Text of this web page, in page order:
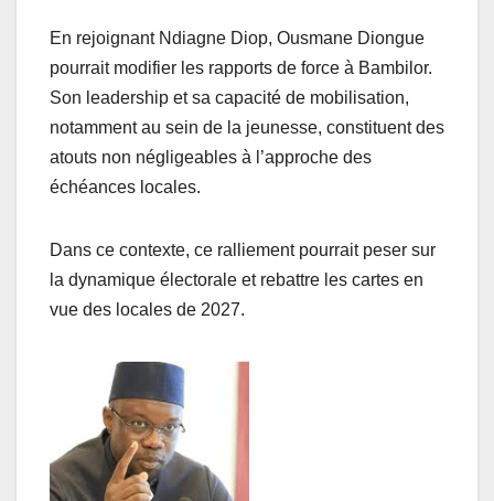
En rejoignant Ndiagne Diop, Ousmane Diongue
pourrait modifier les rapports de force à Bambilor.
Son leadership et sa capacité de mobilisation,
notamment au sein de la jeunesse, constituent des
atouts non négligeables à l’approche des
échéances locales.
Dans ce contexte, ce ralliement pourrait peser sur
la dynamique électorale et rebattre les cartes en
vue des locales de 2027.